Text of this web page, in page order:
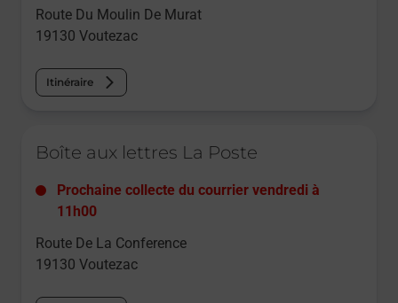
Route Du Moulin De Murat
19130 Voutezac
Itinéraire
Boîte aux lettres La Poste
Prochaine collecte du courrier vendredi à
11h00
Route De La Conference
19130 Voutezac